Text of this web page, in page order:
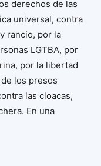
derechos de las
universal, contra
rancio, por la
LGTBA, por
por la libertad
los presos
las cloacas,
En una